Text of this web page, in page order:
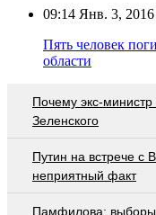
09:14 Янв. 3, 2016
Пять человек
области
Почему экс-
Зеленского
Путин на встрече с
неприятный факт
Памфилова: выборы